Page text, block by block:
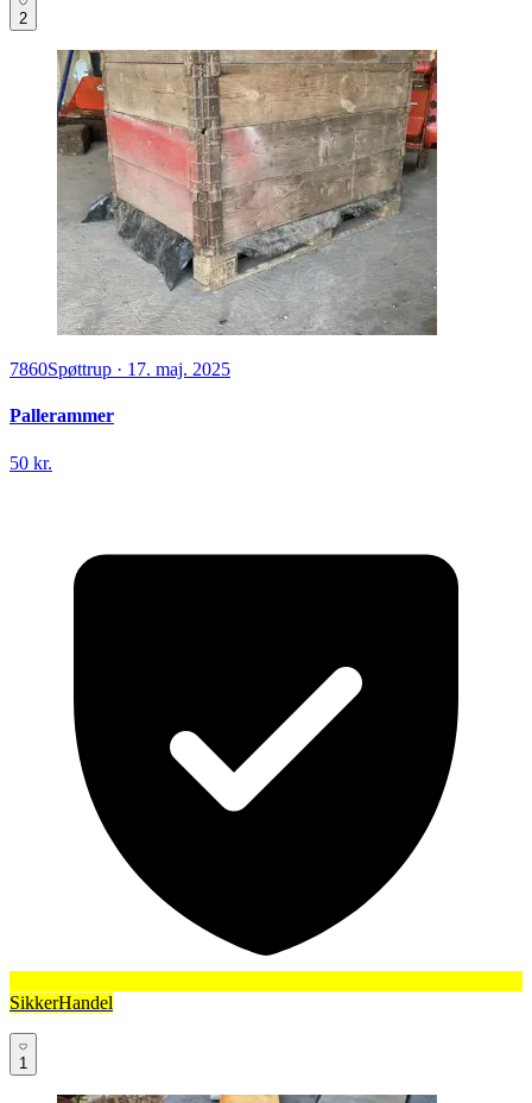
2
7860Spøttrup · 17. maj. 2025
Pallerammer
50 kr.
SikkerHandel
1